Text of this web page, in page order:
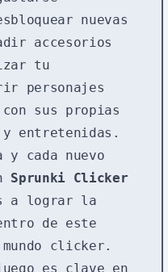
nuevas
accesorios
tu
personajes
sus propias
entretenidas.
y cada nuevo
Sprunki Clicker
a lograr la
de este
clicker.
es clave en